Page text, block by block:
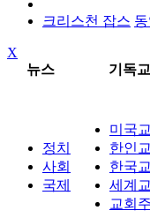
크리스천 잡스
X
뉴스
기독교
정치
사회
국제
미국
한인
한국
세계
교회